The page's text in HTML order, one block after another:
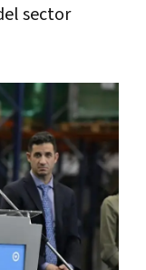
sector